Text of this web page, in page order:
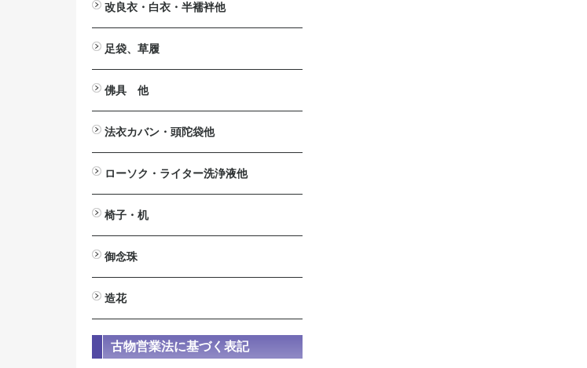
携帯用硯箱
小筆
中筆
太筆
墨池
筆掛け
筆立
硯
墨汁
改良衣・白衣・半襦袢他
改良衣
作務衣・掲載一時停止中
白衣・掲載一時停止中
半襦袢・掲載一時停止中
マジック帯
羽織・半纏・販売終了
下着
防寒カバー・販売終了
法衣箪笥・販売終了
足袋、草履
足袋
草履
佛具 他
法要台
戒名用紙入
印金
見台>自在見台
六角畳台
笏
絡子環
傘
ペーパーハンガー
ワイヤレスアンプ関連商品
拡声器>ハンズフリー拡声器
仏具洗浄液
案内板・パンフレッドスタンド
法衣カバン・頭陀袋他
法衣カバン
頭陀袋（袋物）
ローソク・ライター洗浄液他
洋ローソク>日之出富士
ローカット
ローがとれます
ライター
芯切り鋏
洗浄液
椅子・机
御詠歌テーブルⅡ
御詠歌用スツール
木製椅子
スチール椅子
アルミ椅子
座椅子
法事・接客机
御念珠
男性用
女性用
星月菩提樹
装束念珠 尺八寸
造花
びしゃく
しきみ
高野槇
新ヒバ
若松
シルク常花 蓮
ミニ常花 蓮
仏花
榊
古物営業法に基づく表記